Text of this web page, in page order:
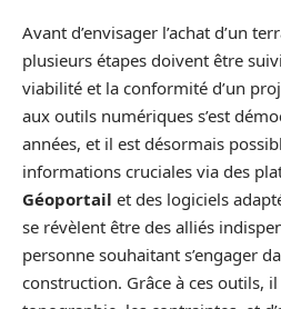
Avant d’envisager l’achat d’un
plusieurs étapes doivent être
viabilité et la conformité d’un
aux outils numériques s’est
années, et il est désormais
informations cruciales via des
Géoportail et des logiciels
se révèlent être des alliés
personne souhaitant s’engager
construction. Grâce à ces outils,